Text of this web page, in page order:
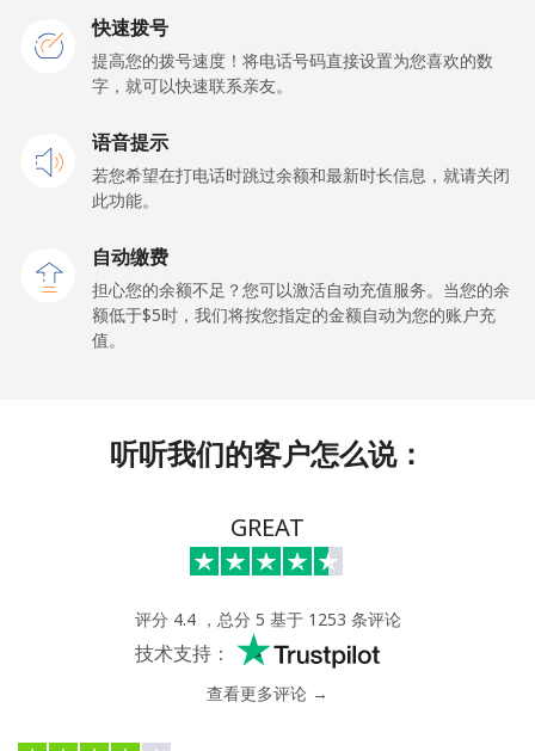
San Marino
⁦24.5¢⁩
手机 ⁦23.5¢⁩
Sao Tome And Principe
All country ⁦214.9¢⁩
Saudi Arabia
⁦22.9¢⁩ 21 分钟最少 ⁦$5⁩
⁦46.9¢⁩ 10 分钟最少 ⁦$5⁩
⁦40.9¢⁩ 12 分钟最少 ⁦$5⁩
快速拨号
提高您的拨号速度！将电话号码直接设置为您喜欢的数
字，就可以快速联系亲友。
语音提示
若您希望在打电话时跳过余额和最新时长信息，就请关闭
此功能。
自动缴费
担心您的余额不足？您可以激活自动充值服务。当您的余
额低于⁦$5⁩时，我们将按您指定的金额自动为您的账户充
值。
听听我们的客户怎么说：
GREAT
评分 4.4 ，总分 5 基于 1253 条评论
技术支持：
查看更多评论 →